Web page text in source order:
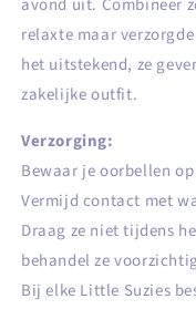
avond uit. Combineer
relaxte maar
het uitstekend, ze
zakelijke outfit.
Verzorging:
Bewaar je oorbellen
Vermijd contact met
Draag ze niet tijdens
behandel ze
Bij elke Little Suzies